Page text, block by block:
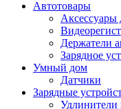
Автотовары
Аксессуары
Держатели
Зарядное
Умный дом
Датчики
Зарядные
Удлинители